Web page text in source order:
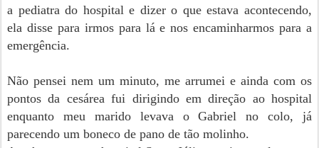
a pediatra do hospital e dizer o que estava acontecendo,
ela disse para irmos para lá e nos encaminharmos para a
emergência.
Não pensei nem um minuto, me arrumei e ainda com os
pontos da cesárea fui dirigindo em direção ao hospital
enquanto meu marido levava o Gabriel no colo, já
parecendo um boneco de pano de tão molinho.